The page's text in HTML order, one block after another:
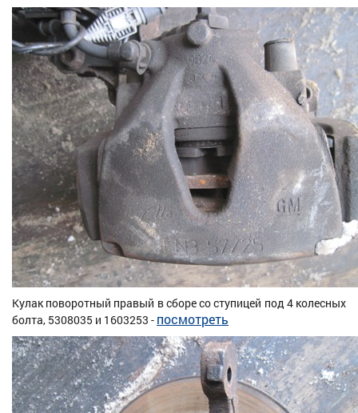
Кулак поворотный правый в сборе со ступицей под 4 колесных
болта, 5308035 и 1603253 - посмотреть